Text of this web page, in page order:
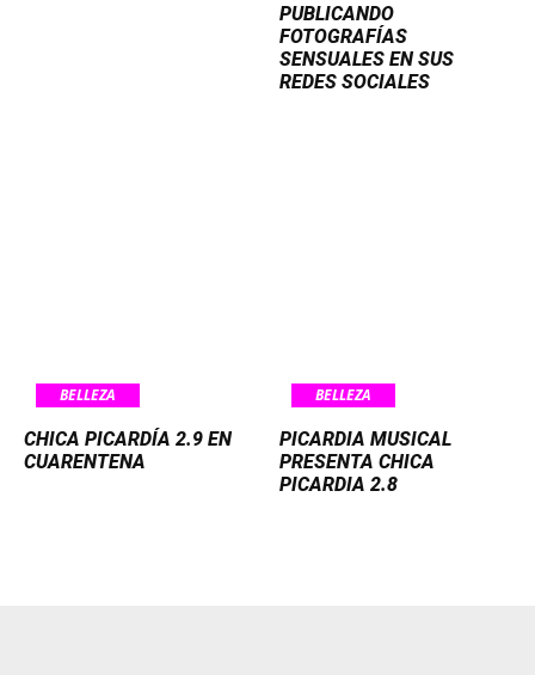
PUBLICANDO
FOTOGRAFÍAS
SENSUALES EN SUS
REDES SOCIALES
BELLEZA
CHICA PICARDÍA 2.9 EN
CUARENTENA
BELLEZA
PICARDIA MUSICAL
PRESENTA CHICA
PICARDIA 2.8